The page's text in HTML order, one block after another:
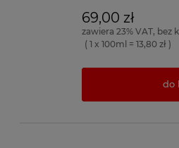
69,00 zł
zawiera 23% VAT,
( 1 x 100ml = 13,80 zł )
do